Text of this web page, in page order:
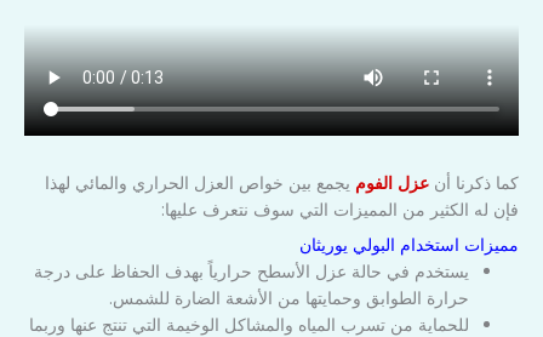
كما ذكرنا أن عزل الفوم يجمع بين خواص العزل الحراري والمائي لهذا
فإن له الكثير من المميزات التي سوف نتعرف عليها:
مميزات استخدام البولي يوريثان
يستخدم في حالة عزل الأسطح حرارياً بهدف الحفاظ على درجة
حرارة الطوابق وحمايتها من الأشعة الضارة للشمس.
للحماية من تسرب المياه والمشاكل الوخيمة التي تنتج عنها وربما